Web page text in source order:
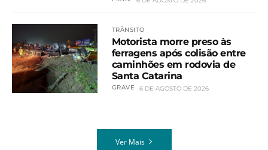
TRÂNSITO
Motorista morre preso às
ferragens após colisão entre
caminhões em rodovia de
Santa Catarina
GRAVE 6 DE AGOSTO DE 2026
Ver Mais